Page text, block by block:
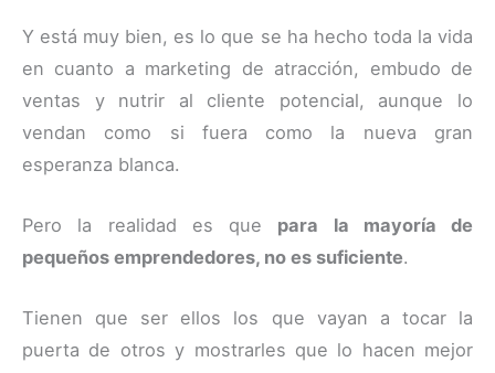
Y está muy bien, es lo que se ha hecho toda la vida
en cuanto a marketing de atracción, embudo de
ventas y nutrir al cliente potencial, aunque lo
vendan como si fuera como la nueva gran
esperanza blanca.
Pero la realidad es que para la mayoría de
pequeños emprendedores, no es suficiente.
Tienen que ser ellos los que vayan a tocar la
puerta de otros y mostrarles que lo hacen mejor